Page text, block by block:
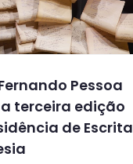
Pessoa
terceira edição
de Escrita